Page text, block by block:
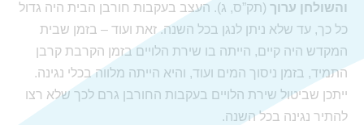
והשולחן ערוך (תק”ס, ג). העצב בעקבות חורבן הבית היה גדול
כל כך, עד שלא ניתן לנגן בכל השנה. זאת ועוד – בזמן שבית
המקדש היה קיים, הייתה בו שירת הלויים בזמן הקרבת קרבן
התמיד, בזמן ניסוך המים ועוד, והיא הייתה מלווה בכלי נגינה.
ייתכן שביטול שירת הלויים בעקבות החורבן גרם לכך שלא רצו
להתיר נגינה בכל השנה.